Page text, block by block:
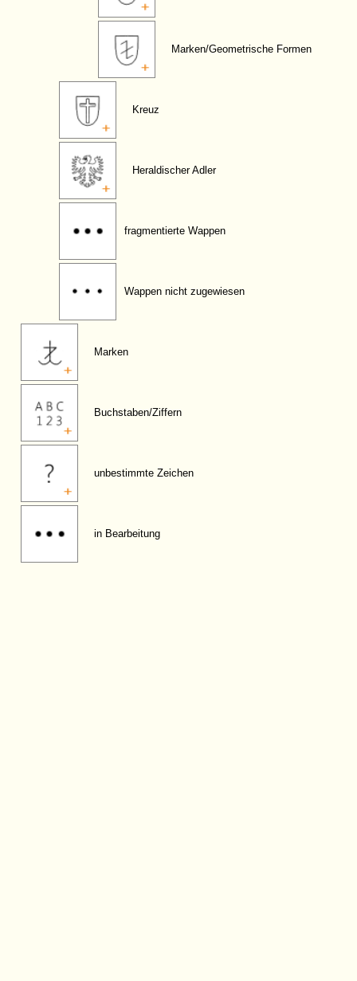
Marken/Geometrische Formen
Kreuz
Heraldischer Adler
fragmentierte Wappen
Wappen nicht zugewiesen
Marken
Buchstaben/Ziffern
unbestimmte Zeichen
in Bearbeitung